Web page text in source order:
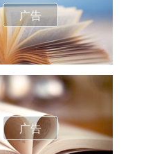
广告
广告